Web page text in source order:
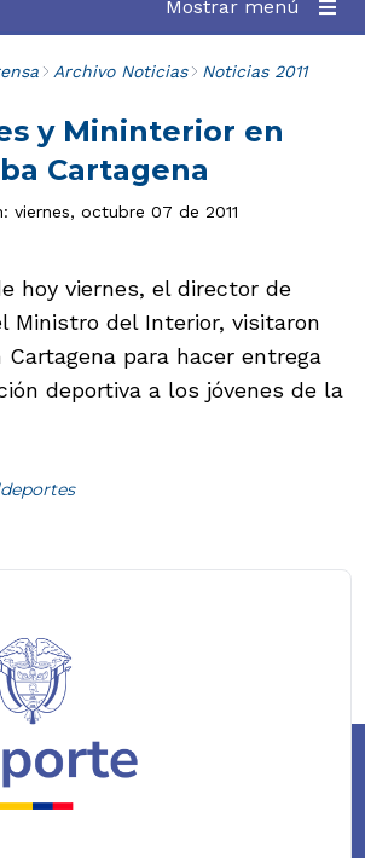
Mostrar menú
Archivo Noticias Noticias 2011
y Mininterior en
Cartagena
viernes, octubre 07 de 2011
hoy viernes, el director de
Ministro del Interior, visitaron
Cartagena para hacer entrega
deportiva a los jóvenes de la